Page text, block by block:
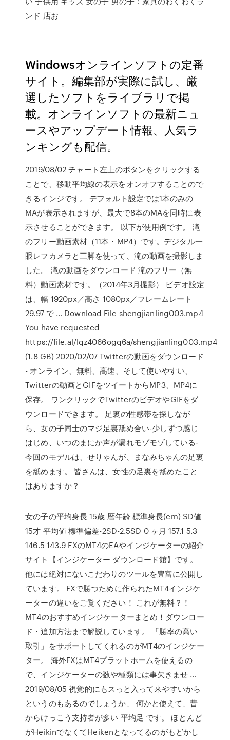
ンド 店お
Windowsオンラインソフトの定番
サイト。編集部が実際に試し、厳
選したソフトをライブラリで掲
載。オンラインソフトの最新ニュ
ースやアップデート情報、人気ラ
ンキングも配信。
2019/08/02 チャート左上のボタンをクリックする
ことで、移動平均線の表示をオンオフすることので
きるインジです。 デフォルト設定では1本のみの
MAが表示されますが、最大で8本のMAを同時に表
示させることができます。 以下が使用例です。 滝
のフリー動画素材（11本・MP4）です。デジタル一
眼レフカメラと三脚を使って、滝の動画を撮影しま
した。 滝の動画をダウンロード 滝のフリー（無
料）動画素材です。（2014年3月撮影） ビデオ設定
は、幅 1920px／高さ 1080px／フレームレート
29.97 で … Download File shengjianling003.mp4
You have requested
https://file.al/lqz4066ogq6a/shengjianling003.mp4
(1.8 GB) 2020/02/07 Twitterの動画をダウンロード
- オンライン、無料、高速、そして使いやすい、
Twitterの動画とGIFをツイートからMP3、MP4に
保存。 ワンクリックでTwitterのビデオやGIFをダ
ウンロードできます。 足裏の性感帯を探しなが
ら、女の子同士のマジ足裏舐め合い-少しずつ感じ
はじめ、いつのまにか声が漏れモゾモゾしている-
今回のモデルは、せりゃんが、まなみちゃんの足裏
を舐めます。 皆さんは、女性の足裏を舐めたこと
はありますか？
女の子の平均身長 15歳 暦年齢 標準身長(cm) SD値
15才 平均値 標準偏差-2SD-2.5SD 0 ヶ月 157.1 5.3
146.5 143.9 FXのMT4のEAやインジケータ一の紹介
サイト【インジケーター ダウンロード館】です。
他には絶対にないこだわりのツールを豊富に公開し
ています。 FXで勝つために作られたMT4インジケ
ーターの違いをご覧ください！ これが無料？！
MT4のおすすめインジケーターまとめ！ダウンロー
ド・追加方法まで解説しています。 「勝率の高い
取引」をサポートしてくれるのがMT4のインジケー
ター。 海外FXはMT4プラットホームを使えるの
で、インジケーターの数や種類には事欠きませ …
2019/08/05 視覚的にもスっと入って来やすいから
というのもあるのでしょうか、 何かと使えて、昔
からけっこう支持者が多い 平均足 です。 ほとんど
がHeikinでなくてHeikenとなってるのがもどかし